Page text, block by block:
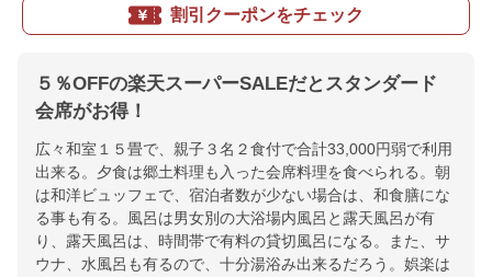
割引クーポンをチェック
５％OFFの楽天スーパーSALEだとスタンダード
会席がお得！
広々和室１５畳で、親子３名２食付で合計33,000円弱で利用
出来る。夕食は郷土料理も入った会席料理を食べられる。朝
は和洋ビュッフェで、宿泊者数が少ない場合は、和食膳にな
る事も有る。風呂は男女別の大浴場内風呂と露天風呂が有
り、露天風呂は、時間帯で有料の貸切風呂になる。また、サ
ウナ、水風呂も有るので、十分湯浴み出来るだろう。娯楽は